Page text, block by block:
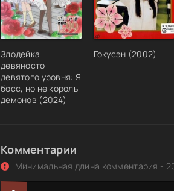
Злодейка
девяносто
девятого уровня: Я
босс, но не король
демонов (2024)
Гокусэн (2002)
Комментарии
Минимальная длина комментария -